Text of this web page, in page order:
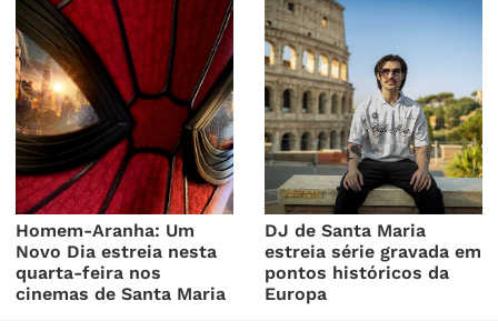
Homem-Aranha: Um
Novo Dia estreia nesta
quarta-feira nos
cinemas de Santa Maria
DJ de Santa Maria
estreia série gravada em
pontos históricos da
Europa